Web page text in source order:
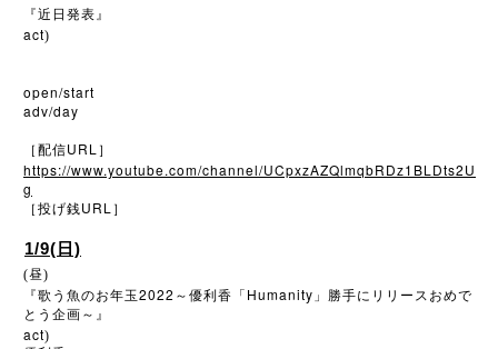
『近日発表』
act)
open/start
adv/day
［配信URL ］
https://www.youtube.com/channel/UCpxzAZQlmqbRDz1BLDts2U
g
［投げ銭URL ］
1/9(日)
(昼)
『歌う魚のお年玉2022 ～優利香「 Humanity 」勝手にリリースおめで
とう企画～』
act)